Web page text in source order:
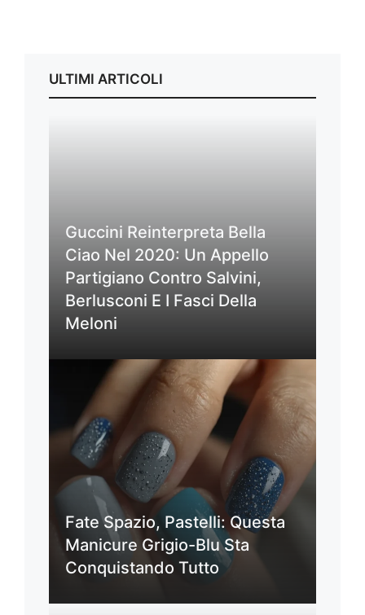
ULTIMI ARTICOLI
Guccini Reinterpreta Bella
Ciao Nel 2020: Un Appello
Partigiano Contro Salvini,
Berlusconi E I Fasci Della
Meloni
Fate Spazio, Pastelli: Questa
Manicure Grigio-Blu Sta
Conquistando Tutto